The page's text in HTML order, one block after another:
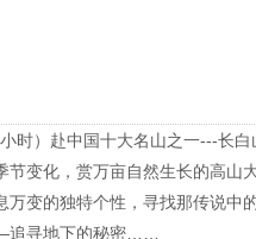
时）赴中国十大名山之一---长
节变化，赏万亩自然生长的高山
变的独特个性，寻找那传说中的
寻地下的秘密……